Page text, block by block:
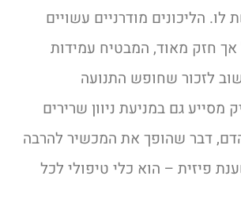
לו. הליכונים מודרניים עשויים
אך חזק מאוד, המבטיח עמידות
לזכור שחופש התנועה
גם במניעת ניוון שרירים
דבר שהופך את המכשיר להרבה
פיזית – הוא כלי טיפולי לכל